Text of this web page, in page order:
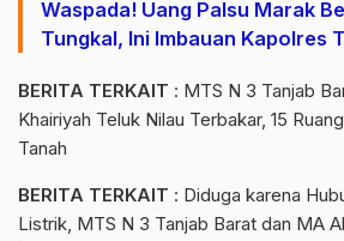
Waspada! Uang Palsu Marak
Tungkal, Ini Imbauan Kapolres
BERITA TERKAIT : MTS N 3 Tanjab
Khairiyah Teluk Nilau Terbakar, 15
Tanah
BERITA TERKAIT : Diduga karena
Listrik, MTS N 3 Tanjab Barat dan MA